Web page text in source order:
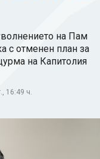
на Пам
с отменен план за
на Капитолия
16:49 ч.